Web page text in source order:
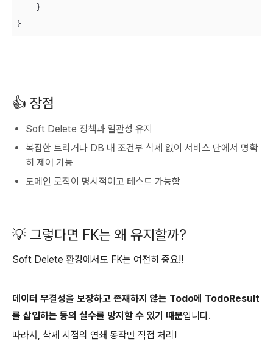
    }
}
👍 장점
Soft Delete 정책과 일관성 유지
복잡한 트리거나 DB 내 조건부 삭제 없이 서비스 단에서 명확
히 제어 가능
도메인 로직이 명시적이고 테스트 가능함
💡 그렇다면 FK는 왜 유지할까?
Soft Delete 환경에서도 FK는 여전히 중요!!
데이터 무결성을 보장하고 존재하지 않는 Todo에 TodoResult
를 삽입하는 등의 실수를 방지할 수 있기 때문입니다.
따라서, 삭제 시점의 연쇄 동작만 직접 처리!